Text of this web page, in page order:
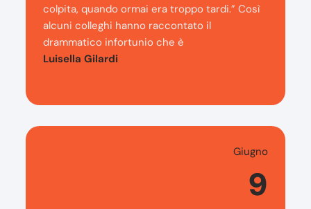
colpita, quando ormai era troppo tardi.” Così
alcuni colleghi hanno raccontato il
drammatico infortunio che è
Luisella Gilardi
Giugno
9